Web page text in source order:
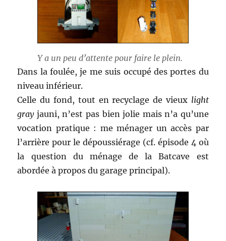
Y a un peu d’attente pour faire le plein.
Dans la foulée, je me suis occupé des portes du
niveau inférieur.
Celle du fond, tout en recyclage de vieux light
grayjauni, n’est pas bien jolie mais n’a qu’une
vocation pratique : me ménager un accès par
l’arrière pour le dépoussiérage (cf. épisode 4 où
la question du ménage de la Batcave est
abordée à propos du garage principal).